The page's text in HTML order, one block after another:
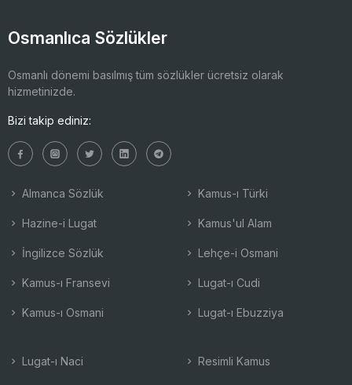
Osmanlıca Sözlükler
Osmanlı dönemi basılmış tüm sözlükler ücretsiz olarak
hizmetinizde.
Bizi takip ediniz:
Almanca Sözlük
Hazine-i Lugat
İngilizce Sözlük
Kamus-ı Fransevi
Kamus-ı Osmani
Kamus-ı Türki
Kamus'ul Alam
Lehçe-i Osmani
Lugat-ı Cudi
Lugat-ı Ebuzziya
Lugat-ı Naci Resimli Kamus